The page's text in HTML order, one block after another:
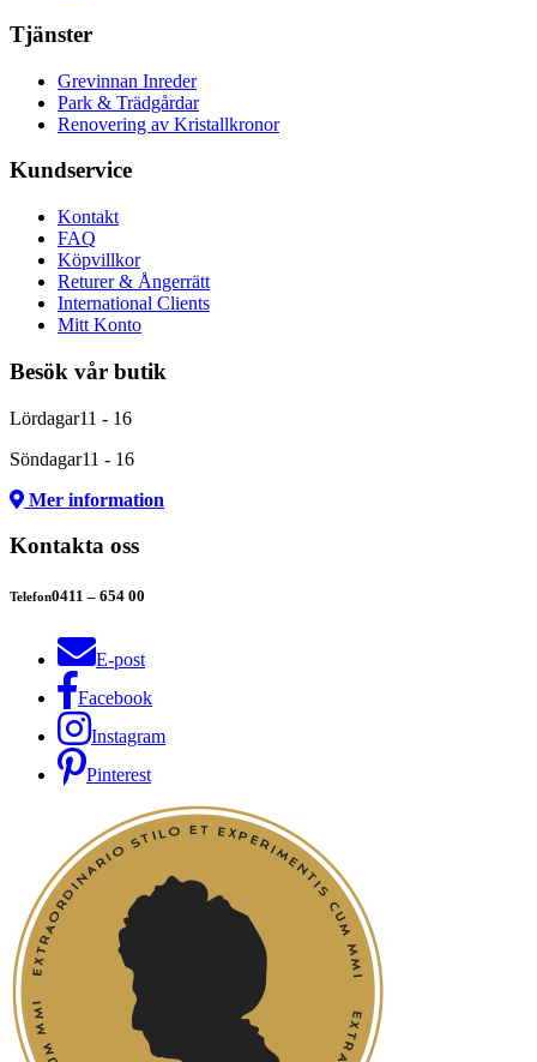
Tjänster
Grevinnan Inreder
Park & Trädgårdar
Renovering av Kristallkronor
Kundservice
Kontakt
FAQ
Köpvillkor
Returer & Ångerrätt
International Clients
Mitt Konto
Besök vår butik
Lördagar11 - 16
Söndagar11 - 16
Mer information
Kontakta oss
Telefon0411 – 654 00
E-post
Facebook
Instagram
Pinterest